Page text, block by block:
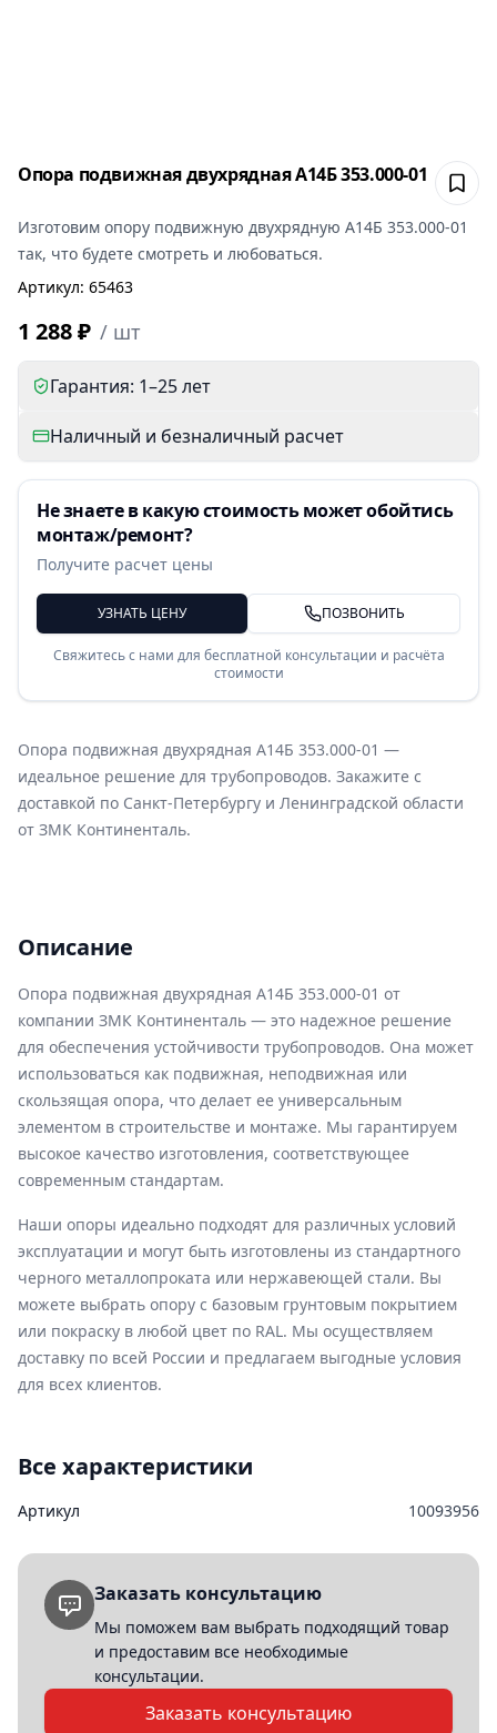
Опора подвижная двухрядная А14Б 353.000-01
Изготовим опору подвижную двухрядную А14Б 353.000-01
так, что будете смотреть и любоваться.
Артикул: 65463
1 288 ₽ / шт
Гарантия: 1–25 лет
Наличный и безналичный расчет
Не знаете в какую стоимость может обойтись
монтаж/ремонт?
Получите расчет цены
УЗНАТЬ ЦЕНУ ПОЗВОНИТЬ
Свяжитесь с нами для бесплатной консультации и расчёта
стоимости
Опора подвижная двухрядная А14Б 353.000-01 —
идеальное решение для трубопроводов. Закажите с
доставкой по Санкт-Петербургу и Ленинградской области
от ЗМК Континенталь.
Описание
Опора подвижная двухрядная А14Б 353.000-01 от
компании ЗМК Континенталь — это надежное решение
для обеспечения устойчивости трубопроводов. Она может
использоваться как подвижная, неподвижная или
скользящая опора, что делает ее универсальным
элементом в строительстве и монтаже. Мы гарантируем
высокое качество изготовления, соответствующее
современным стандартам.
Наши опоры идеально подходят для различных условий
эксплуатации и могут быть изготовлены из стандартного
черного металлопроката или нержавеющей стали. Вы
можете выбрать опору с базовым грунтовым покрытием
или покраску в любой цвет по RAL. Мы осуществляем
доставку по всей России и предлагаем выгодные условия
для всех клиентов.
Все характеристики
Артикул 10093956
Заказать консультацию
Мы поможем вам выбрать подходящий товар
и предоставим все необходимые
консультации.
Заказать консультацию